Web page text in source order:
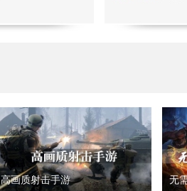
高画质射击手游 无